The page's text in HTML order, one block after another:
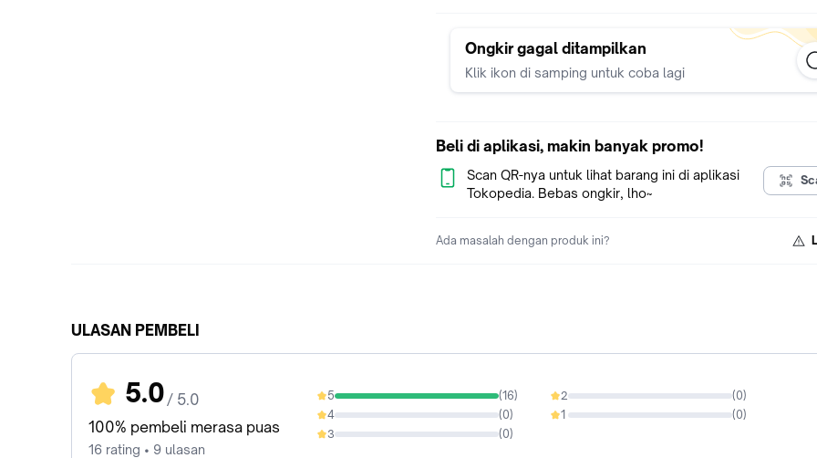
Ongkir gagal ditampilkan
Klik ikon di samping untuk coba lagi
Beli di aplikasi, makin banyak promo!
Scan QR-nya untuk lihat barang ini di aplikasi
Tokopedia. Bebas ongkir, lho~
Ada masalah dengan produk ini?
ULASAN PEMBELI
5.0 / 5.0
100% pembeli merasa puas
16 rating • 9 ulasan
5 (16)
100%
4 (0)
0%
3 (0)
0%
2 (0)
0%
1 (0)
0%